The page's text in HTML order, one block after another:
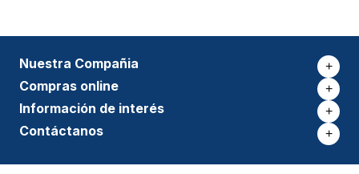
Nuestra Compañia +
Compras online +
Información de interés +
Contáctanos +